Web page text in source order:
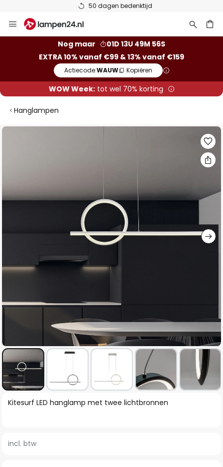
50 dagen bedenktijd
naar
Nog maar
01D 13U 49M 56S
EXTRA 10% vanaf €99 & 13% vanaf €159
Actiecode:WAUW Kopiëren
WOW Week:tot wel 70% korting
Hanglampen
Ga
de
Ga
van
Kitesurf LED hanglamp met twee lichtbronnen
incl. btw